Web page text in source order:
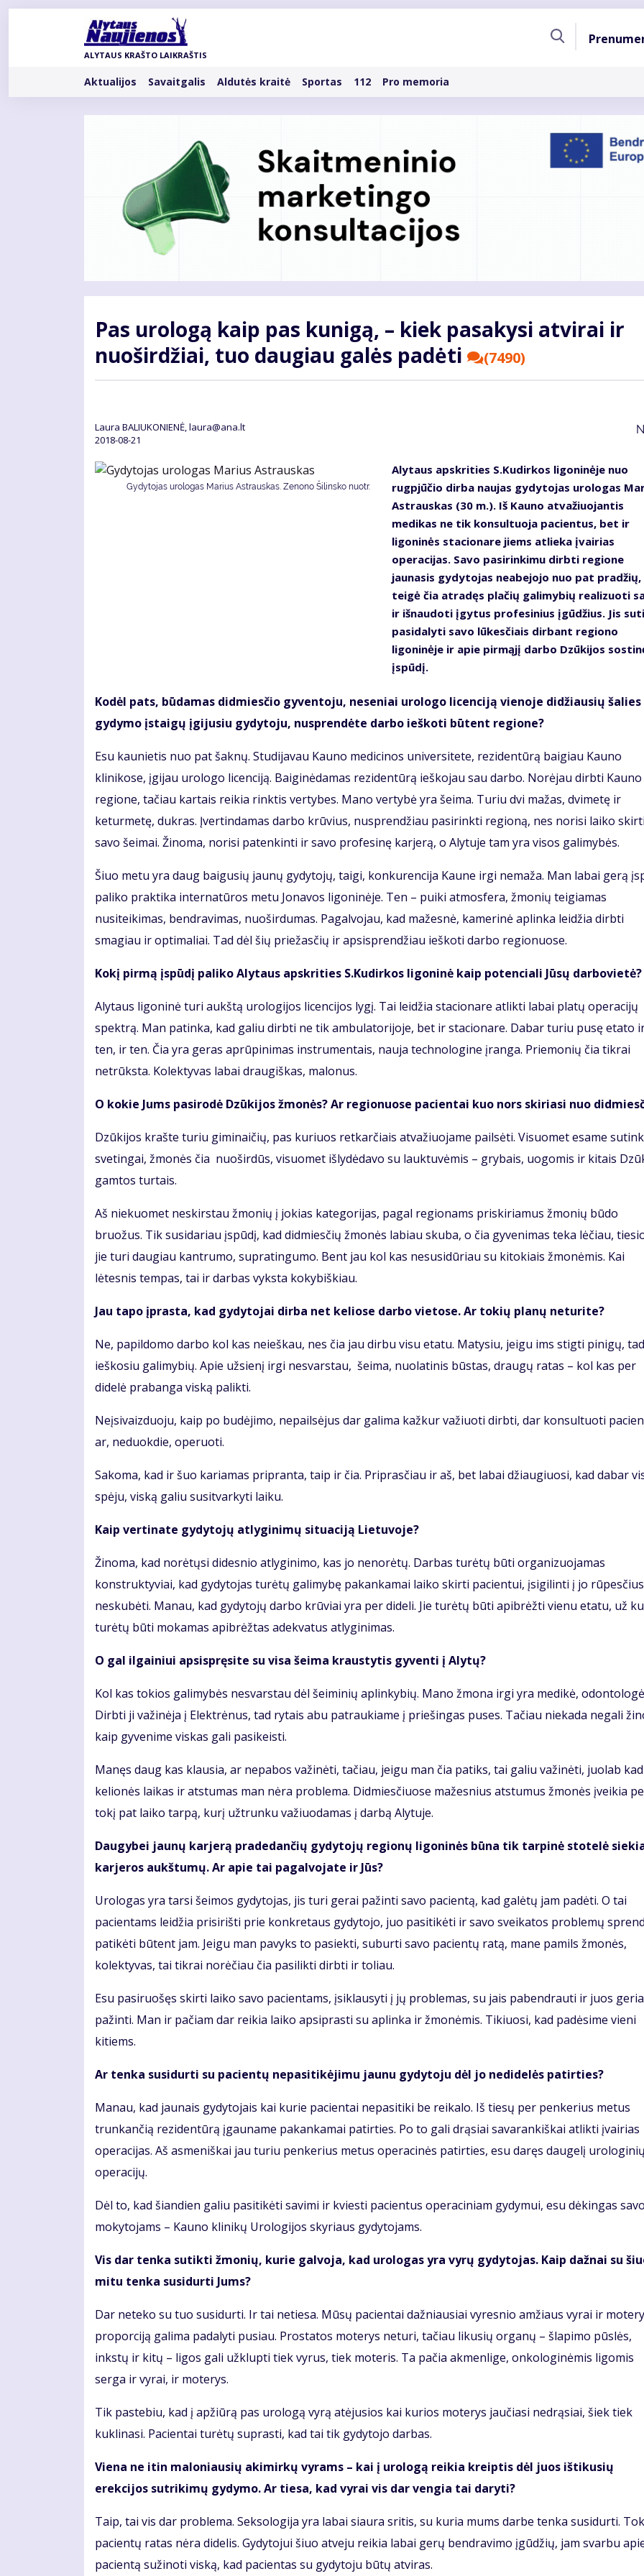
Pereiti
ALYTAUS KRAŠTO LAIKRAŠTIS
Rubrikos
Aktualijos Savaitgalis Aldutės kraitė Sportas 112 Pro memoria
Pas urologą kaip pas kunigą, – kiek pasakysi atvirai ir
nuoširdžiai, tuo daugiau galės padėti
(7490)
Laura BALIUKONIENĖ, laura@ana.lt
2018-08-21
Gydytojas urologas Marius Astrauskas. Zenono Šilinsko nuotr.
Alytaus apskrities S.Kudirkos ligoninėje nuo
rugpjūčio dirba naujas gydytojas urologas
Astrauskas (30 m.). Iš Kauno atvažiuojantis
medikas ne tik konsultuoja pacientus, bet ir
ligoninės stacionare jiems atlieka įvairias
operacijas. Savo pasirinkimu dirbti regione
jaunasis gydytojas neabejojo nuo pat pradžių,
teigė čia atradęs plačių galimybių realizuoti
ir išnaudoti įgytus profesinius įgūdžius. Jis
pasidalyti savo lūkesčiais dirbant regiono
ligoninėje ir apie pirmąjį darbo Dzūkijos
įspūdį.
Kodėl pats, būdamas didmiesčio gyventoju, neseniai urologo licenciją vienoje didžiausių šalies
gydymo įstaigų įgijusiu gydytoju, nusprendėte darbo ieškoti būtent regione?
Esu kaunietis nuo pat šaknų. Studijavau Kauno medicinos universitete, rezidentūrą baigiau Kauno
klinikose, įgijau urologo licenciją. Baiginėdamas rezidentūrą ieškojau sau darbo. Norėjau dirbti Kauno
regione, tačiau kartais reikia rinktis vertybes. Mano vertybė yra šeima. Turiu dvi mažas, dvimetę ir
keturmetę, dukras. Įvertindamas darbo krūvius, nusprendžiau pasirinkti regioną, nes norisi laiko
savo šeimai. Žinoma, norisi patenkinti ir savo profesinę karjerą, o Alytuje tam yra visos galimybės.
Šiuo metu yra daug baigusių jaunų gydytojų, taigi, konkurencija Kaune irgi nemaža. Man labai gerą
paliko praktika internatūros metu Jonavos ligoninėje. Ten – puiki atmosfera, žmonių teigiamas
nusiteikimas, bendravimas, nuoširdumas. Pagalvojau, kad mažesnė, kamerinė aplinka leidžia dirbti
smagiau ir optimaliai. Tad dėl šių priežasčių ir apsisprendžiau ieškoti darbo regionuose.
Kokį pirmą įspūdį paliko Alytaus apskrities S.Kudirkos ligoninė kaip potenciali Jūsų darbovietė?
Alytaus ligoninė turi aukštą urologijos licencijos lygį. Tai leidžia stacionare atlikti labai platų operacijų
spektrą. Man patinka, kad galiu dirbti ne tik ambulatorijoje, bet ir stacionare. Dabar turiu pusę etato
ten, ir ten. Čia yra geras aprūpinimas instrumentais, nauja technologine įranga. Priemonių čia tikrai
netrūksta. Kolektyvas labai draugiškas, malonus.
O kokie Jums pasirodė Dzūkijos žmonės? Ar regionuose pacientai kuo nors skiriasi nuo
Dzūkijos krašte turiu giminaičių, pas kuriuos retkarčiais atvažiuojame pailsėti. Visuomet esame
svetingai, žmonės čia nuoširdūs, visuomet išlydėdavo su lauktuvėmis – grybais, uogomis ir kitais
gamtos turtais.
Aš niekuomet neskirstau žmonių į jokias kategorijas, pagal regionams priskiriamus žmonių būdo
bruožus. Tik susidariau įspūdį, kad didmiesčių žmonės labiau skuba, o čia gyvenimas teka lėčiau,
jie turi daugiau kantrumo, supratingumo. Bent jau kol kas nesusidūriau su kitokiais žmonėmis. Kai
lėtesnis tempas, tai ir darbas vyksta kokybiškiau.
Jau tapo įprasta, kad gydytojai dirba net keliose darbo vietose. Ar tokių planų neturite?
Ne, papildomo darbo kol kas neieškau, nes čia jau dirbu visu etatu. Matysiu, jeigu ims stigti pinigų,
ieškosiu galimybių. Apie užsienį irgi nesvarstau, šeima, nuolatinis būstas, draugų ratas – kol kas per
didelė prabanga viską palikti.
Neįsivaizduoju, kaip po budėjimo, nepailsėjus dar galima kažkur važiuoti dirbti, dar konsultuoti
ar, neduokdie, operuoti.
Sakoma, kad ir šuo kariamas pripranta, taip ir čia. Priprasčiau ir aš, bet labai džiaugiuosi, kad dabar
spėju, viską galiu susitvarkyti laiku.
Kaip vertinate gydytojų atlyginimų situaciją Lietuvoje?
Žinoma, kad norėtųsi didesnio atlyginimo, kas jo nenorėtų. Darbas turėtų būti organizuojamas
konstruktyviai, kad gydytojas turėtų galimybę pakankamai laiko skirti pacientui, įsigilinti į jo
neskubėti. Manau, kad gydytojų darbo krūviai yra per dideli. Jie turėtų būti apibrėžti vienu etatu, už
turėtų būti mokamas apibrėžtas adekvatus atlyginimas.
O gal ilgainiui apsispręsite su visa šeima kraustytis gyventi į Alytų?
Kol kas tokios galimybės nesvarstau dėl šeiminių aplinkybių. Mano žmona irgi yra medikė,
Dirbti ji važinėja į Elektrėnus, tad rytais abu patraukiame į priešingas puses. Tačiau niekada negali
kaip gyvenime viskas gali pasikeisti.
Manęs daug kas klausia, ar nepabos važinėti, tačiau, jeigu man čia patiks, tai galiu važinėti, juolab kad
kelionės laikas ir atstumas man nėra problema. Didmiesčiuose mažesnius atstumus žmonės įveikia
tokį pat laiko tarpą, kurį užtrunku važiuodamas į darbą Alytuje.
Daugybei jaunų karjerą pradedančių gydytojų regionų ligoninės būna tik tarpinė stotelė
karjeros aukštumų. Ar apie tai pagalvojate ir Jūs?
Urologas yra tarsi šeimos gydytojas, jis turi gerai pažinti savo pacientą, kad galėtų jam padėti. O tai
pacientams leidžia prisirišti prie konkretaus gydytojo, juo pasitikėti ir savo sveikatos problemų
patikėti būtent jam. Jeigu man pavyks to pasiekti, suburti savo pacientų ratą, mane pamils žmonės,
kolektyvas, tai tikrai norėčiau čia pasilikti dirbti ir toliau.
Esu pasiruošęs skirti laiko savo pacientams, įsiklausyti į jų problemas, su jais pabendrauti ir juos
pažinti. Man ir pačiam dar reikia laiko apsiprasti su aplinka ir žmonėmis. Tikiuosi, kad padėsime vieni
kitiems.
Ar tenka susidurti su pacientų nepasitikėjimu jaunu gydytoju dėl jo nedidelės patirties?
Manau, kad jaunais gydytojais kai kurie pacientai nepasitiki be reikalo. Iš tiesų per penkerius metus
trunkančią rezidentūrą įgauname pakankamai patirties. Po to gali drąsiai savarankiškai atlikti įvairias
operacijas. Aš asmeniškai jau turiu penkerius metus operacinės patirties, esu daręs daugelį urologinių
operacijų.
Dėl to, kad šiandien galiu pasitikėti savimi ir kviesti pacientus operaciniam gydymui, esu dėkingas savo
mokytojams – Kauno klinikų Urologijos skyriaus gydytojams.
Vis dar tenka sutikti žmonių, kurie galvoja, kad urologas yra vyrų gydytojas. Kaip dažnai su
mitu tenka susidurti Jums?
Dar neteko su tuo susidurti. Ir tai netiesa. Mūsų pacientai dažniausiai vyresnio amžiaus vyrai ir
proporciją galima padalyti pusiau. Prostatos moterys neturi, tačiau likusių organų – šlapimo pūslės,
inkstų ir kitų – ligos gali užklupti tiek vyrus, tiek moteris. Ta pačia akmenlige, onkologinėmis ligomis
serga ir vyrai, ir moterys.
Tik pastebiu, kad į apžiūrą pas urologą vyrą atėjusios kai kurios moterys jaučiasi nedrąsiai, šiek tiek
kuklinasi. Pacientai turėtų suprasti, kad tai tik gydytojo darbas.
Viena ne itin maloniausių akimirkų vyrams – kai į urologą reikia kreiptis dėl juos ištikusių
erekcijos sutrikimų gydymo. Ar tiesa, kad vyrai vis dar vengia tai daryti?
Taip, tai vis dar problema. Seksologija yra labai siaura sritis, su kuria mums darbe tenka susidurti.
pacientų ratas nėra didelis. Gydytojui šiuo atveju reikia labai gerų bendravimo įgūdžių, jam svarbu
pacientą sužinoti viską, kad pacientas su gydytoju būtų atviras.